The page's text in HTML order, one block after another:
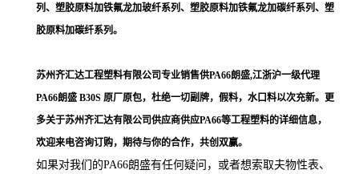
列、塑胶原料加铁氟龙加玻纤系列、塑胶原料加铁氟龙加碳纤系列、塑
胶原料加碳纤系列。
苏州齐汇达工程塑料有限公司专业销售供PA66朗盛,江浙沪一级代理
PA66朗盛 B30S 原厂原包，杜绝一切副牌，假料，水口料以次充新。更
多关于苏州齐汇达有限公司供应商供应PA66等工程塑料的详细信息，
欢迎来电咨询订购，期待与你的合作，共创双赢。
如果对我们的PA66朗盛有任何疑问，或者想索取夫物性表、